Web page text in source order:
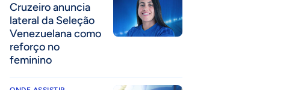
Cruzeiro anuncia
lateral da Seleção
Venezuelana como
reforço no
feminino